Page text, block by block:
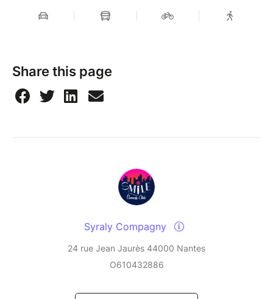
Share this page
Syraly Compagny
24 rue Jean Jaurès 44000 Nantes
O610432886